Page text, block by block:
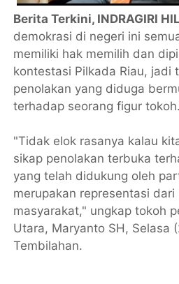
Berita Terkini, INDRAGIRI
demokrasi di negeri ini
memiliki hak memilih dan
kontestasi Pilkada Riau, jadi
penolakan yang diduga
terhadap seorang figur tokoh.
"Tidak elok rasanya kalau
sikap penolakan terbuka
yang telah didukung oleh
merupakan representasi dari
masyarakat," ungkap tokoh
Utara, Maryanto SH, Selasa
Tembilahan.